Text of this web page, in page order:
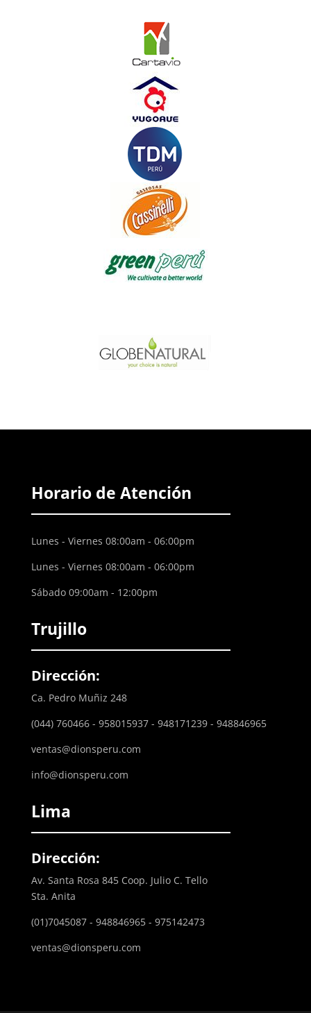
Horario de Atención
Lunes - Viernes 08:00am - 06:00pm
Lunes - Viernes 08:00am - 06:00pm
Sábado 09:00am - 12:00pm
Trujillo
Dirección:
Ca. Pedro Muñiz 248
(044) 760466 - 958015937 - 948171239 - 948846965
ventas@dionsperu.com
info@dionsperu.com
Lima
Dirección:
Av. Santa Rosa 845 Coop. Julio C. Tello
Sta. Anita
(01)7045087 - 948846965 - 975142473
ventas@dionsperu.com